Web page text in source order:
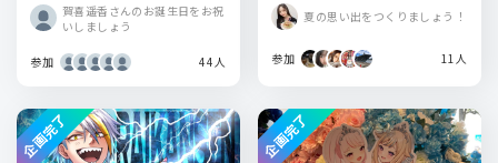
賀喜遥香さんのお誕生日をお祝
いしましょう
参加 44人
夏の思い出をつくりましょう！
参加 11人
企画完了 企画完了